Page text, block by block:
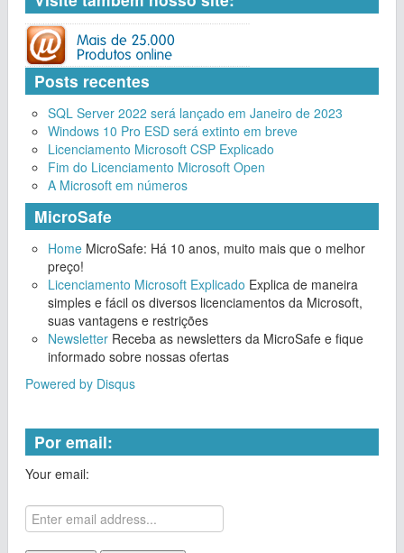
Posts recentes
SQL Server 2022 será lançado em Janeiro de 2023
Windows 10 Pro ESD será extinto em breve
Licenciamento Microsoft CSP Explicado
Fim do Licenciamento Microsoft Open
A Microsoft em números
MicroSafe
Home MicroSafe: Há 10 anos, muito mais que o melhor
preço!
Licenciamento Microsoft Explicado Explica de maneira
simples e fácil os diversos licenciamentos da Microsoft,
suas vantagens e restrições
Newsletter Receba as newsletters da MicroSafe e fique
informado sobre nossas ofertas
Powered by Disqus
Por email:
Your email: